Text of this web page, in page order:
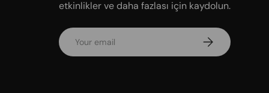
etkinlikler ve daha fazlası için kaydolun.
Email Subscribe